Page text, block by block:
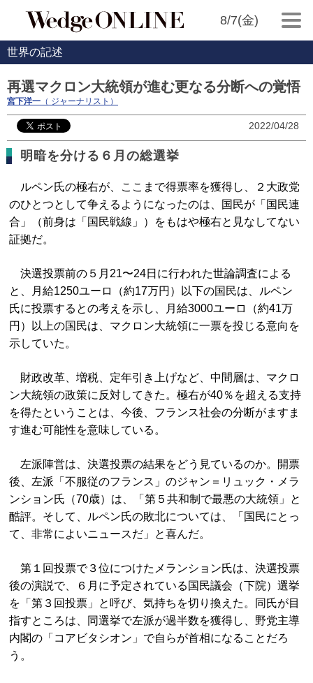
8/7(金)
世界の記述
再選マクロン大統領が進む更なる分断への覚悟
宮下洋一 （ ジャーナリスト）
2022/04/28
明暗を分ける６月の総選挙
ルペン氏の極右が、ここまで得票率を獲得し、２大政党
のひとつとして争えるようになったのは、国民が「国民連
合」（前身は「国民戦線」）をもはや極右と見なしてない
証拠だ。
決選投票前の５月21〜24日に行われた世論調査による
と、月給1250ユーロ（約17万円）以下の国民は、ルペン
氏に投票するとの考えを示し、月給3000ユーロ（約41万
円）以上の国民は、マクロン大統領に一票を投じる意向を
示していた。
財政改革、増税、定年引き上げなど、中間層は、マクロ
ン大統領の政策に反対してきた。極右が40％を超える支持
を得たということは、今後、フランス社会の分断がますま
す進む可能性を意味している。
左派陣営は、決選投票の結果をどう見ているのか。開票
後、左派「不服従のフランス」のジャン＝リュック・メラ
ンション氏（70歳）は、「第５共和制で最悪の大統領」と
酷評。そして、ルペン氏の敗北については、「国民にとっ
て、非常によいニュースだ」と喜んだ。
第１回投票で３位につけたメランション氏は、決選投票
後の演説で、６月に予定されている国民議会（下院）選挙
を「第３回投票」と呼び、気持ちを切り換えた。同氏が目
指すところは、同選挙で左派が過半数を獲得し、野党主導
内閣の「コアビタシオン」で自らが首相になることだろ
う。